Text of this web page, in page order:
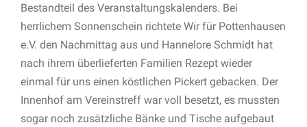
Bestandteil des Veranstaltungskalenders. Bei
herrlichem Sonnenschein richtete Wir für Pottenhausen
e.V. den Nachmittag aus und Hannelore Schmidt hat
nach ihrem überlieferten Familien Rezept wieder
einmal für uns einen köstlichen Pickert gebacken. Der
Innenhof am Vereinstreff war voll besetzt, es mussten
sogar noch zusätzliche Bänke und Tische aufgebaut